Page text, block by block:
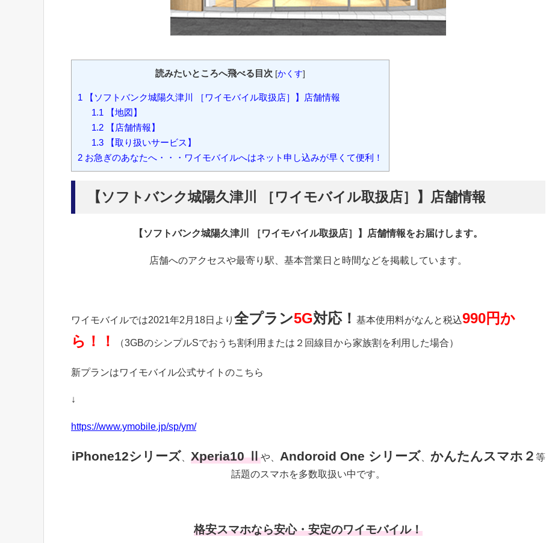
読みたいところへ飛べる目次 [かくす]
1 【ソフトバンク城陽久津川 ［ワイモバイル取扱店］】店舗情報
1.1 【地図】
1.2【店舗情報】
1.3【取り扱いサービス】
2 お急ぎのあなたへ・・・ワイモバイルへはネット申し込みが早くて便利！
【ソフトバンク城陽久津川 ［ワイモバイル取扱店］】店舗情報
【ソフトバンク城陽久津川 ［ワイモバイル取扱店］】店舗情報をお届けします。
店舗へのアクセスや最寄り駅、基本営業日と時間などを掲載しています。
ワイモバイルでは2021年2月18日より 全プラン5G対応！ 基本使用料がなんと税込990円か
ら！！
（3GBのシンプルSでおうち割利用または２回線目から家族割を利用した場合）
新プランはワイモバイル公式サイトのこちら
↓
https://www.ymobile.jp/sp/ym/
iPhone12シリーズ Xperia10 Ⅱや、 Andoroid One シリーズ かんたんスマホ２ 等
話題のスマホを多数取扱い中です。
格安スマホなら安心・安定のワイモバイル！